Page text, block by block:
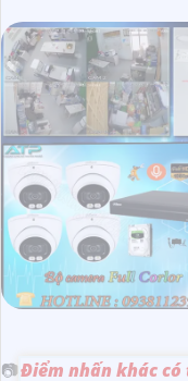
📷Điểm nhấn khác có